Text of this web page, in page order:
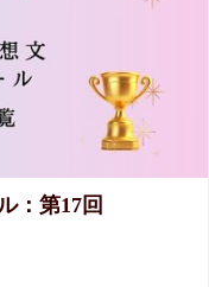
：第17回